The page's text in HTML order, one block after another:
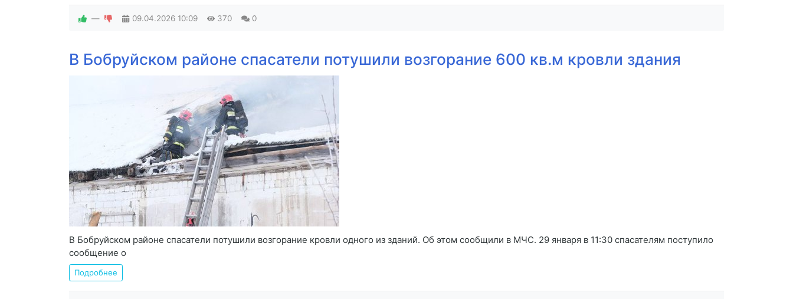
— 09.04.2026 10:09 370 0
В Бобруйском районе спасатели потушили возгорание 600 кв.м кровли здания
В Бобруйском районе спасатели потушили возгорание кровли одного из зданий. Об этом сообщили в МЧС. 29 января в 11:30 спасателям поступило
сообщение о
Подробнее